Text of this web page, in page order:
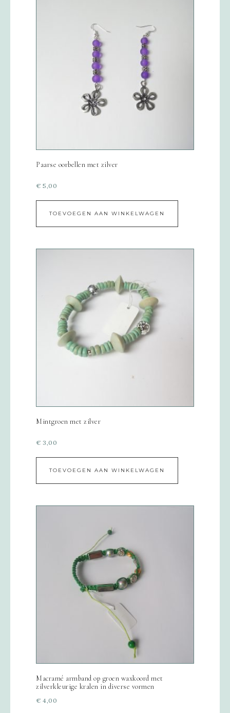
Paarse oorbellen met zilver
€ 5,00
TOEVOEGEN AAN WINKELWAGEN
Mintgroen met zilver
€ 3,00
TOEVOEGEN AAN WINKELWAGEN
Macramé armband op groen waxkoord met
zilverkleurige kralen in diverse vormen
€ 4,00